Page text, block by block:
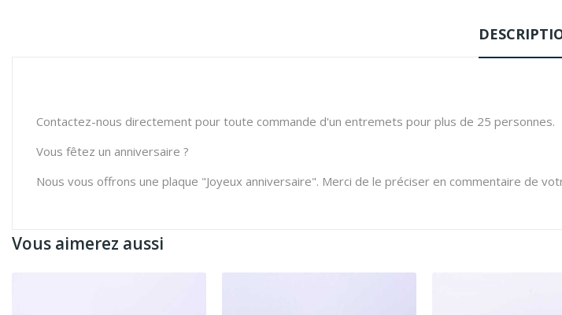
Contactez-nous directement pour toute commande d'un entremets pour plus de 25 personnes.
Vous fêtez un anniversaire ?
Nous vous offrons une plaque "Joyeux anniversaire". Merci de le préciser en commentaire de
Vous aimerez aussi